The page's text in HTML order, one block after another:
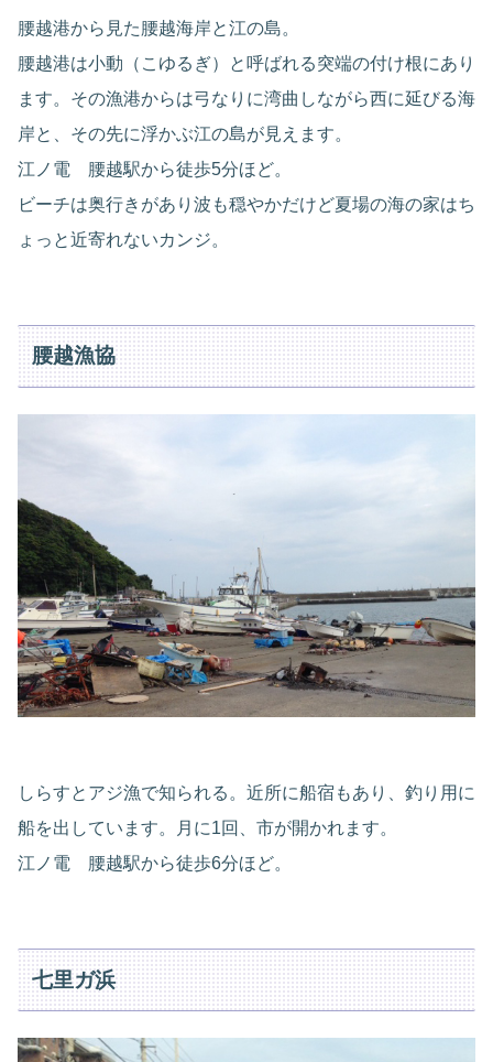
腰越港から見た腰越海岸と江の島。
腰越港は小動（こゆるぎ）と呼ばれる突端の付け根にあり
ます。その漁港からは弓なりに湾曲しながら西に延びる海
岸と、その先に浮かぶ江の島が見えます。
江ノ電 腰越駅から徒歩5分ほど。
ビーチは奥行きがあり波も穏やかだけど夏場の海の家はち
ょっと近寄れないカンジ。
腰越漁協
しらすとアジ漁で知られる。近所に船宿もあり、釣り用に
船を出しています。月に1回、市が開かれます。
江ノ電 腰越駅から徒歩6分ほど。
七里ガ浜